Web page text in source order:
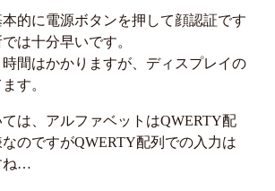
的に電源ボタンを押して顔認証です
は十分早いです。
間はかかりますが、ディスプレイの
す。
は、アルファベットはQWERTY配
のですがQWERTY配列での入力は
ね…